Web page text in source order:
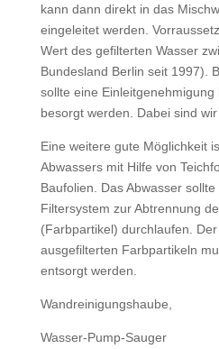
kann dann direkt in das
eingeleitet werden.
Wert des gefilterten Wasser
Bundesland Berlin seit 1997).
sollte eine Einleitgenehmigung
besorgt werden. Dabei sind
Eine weitere gute Möglichkeit
Abwassers mit Hilfe von
Baufolien. Das Abwasser
Filtersystem zur Abtrennung
(Farbpartikel) durchlaufen.
ausgefilterten Farbpartikeln
entsorgt werden.
Wandreinigungshaube,
Wasser-Pump-Sauger